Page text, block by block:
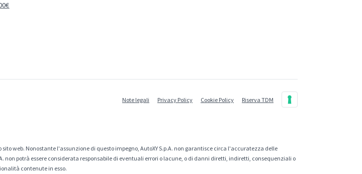
Note legali Privacy Policy Cookie Policy Riserva TDM
web. Nonostante l'assunzione di questo impegno, AutoXY S.p.A. non garantisce circa l'accuratezza delle
non potrà essere considerata responsabile di eventuali errori o lacune, o di danni diretti, indiretti, consequenziali o
contenute in esso.